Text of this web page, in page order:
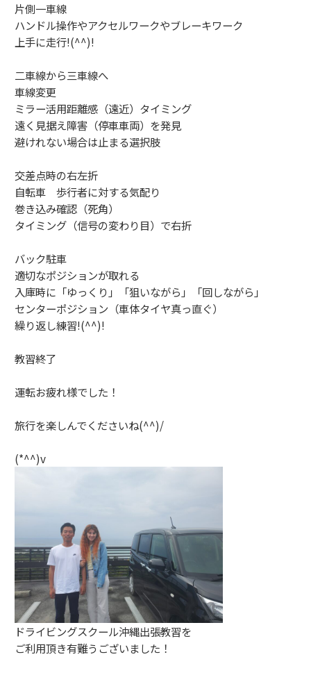
片側一車線
ハンドル操作やアクセルワークやブレーキワーク
上手に走行!(^^)!
二車線から三車線へ
車線変更
ミラー活用距離感（遠近）タイミング
遠く見据え障害（停車車両）を発見
避けれない場合は止まる選択肢
交差点時の右左折
自転車 歩行者に対する気配り
巻き込み確認（死角）
タイミング（信号の変わり目）で右折
バック駐車
適切なポジションが取れる
入庫時に「ゆっくり」「狙いながら」「回しながら」
センターポジション（車体タイヤ真っ直ぐ）
繰り返し練習!(^^)!
教習終了
運転お疲れ様でした！
旅行を楽しんでくださいね(^^)/
(*^^)v
ドライビングスクール沖縄出張教習を
ご利用頂き有難うございました！